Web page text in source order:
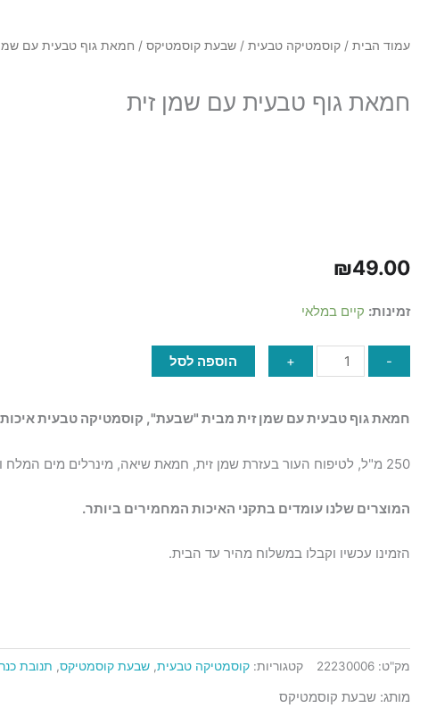
עמוד הבית / קוסמטיקה טבעית / שבעת קוסמטיקס / חמאת גוף טבעית עם
חמאת גוף טבעית עם שמן זית
₪49.00
זמינות: קיים במלאי
-
כמות
חמאת
גוף
עם
זית
+ הוספה לסל
חמאת גוף טבעית עם שמן זית מבית "שבעת", קוסמטיקה טבעית
250 מ"ל, לטיפוח העור בעזרת שמן זית, חמאת שיאה, מינרלים מים המלח ועוד.
המוצרים שלנו עומדים בתקני האיכות המחמירים ביותר.
הזמינו עכשיו וקבלו במשלוח מהיר עד הבית.
מק"ט: 22230006 קטגוריות: קוסמטיקה טבעית, שבעת קוסמטיקס, תנובת
מותג: שבעת קוסמטיקס